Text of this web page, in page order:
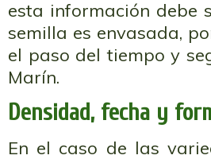
esta información debe
semilla es envasada,
el paso del tiempo y
Marín.
Densidad, fecha y
En el caso de las